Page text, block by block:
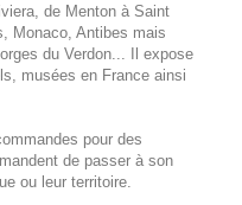
de Menton à Saint
Monaco, Antibes mais
du Verdon... Il expose
musées en France ainsi
pour des
de passer à son
ou leur territoire.